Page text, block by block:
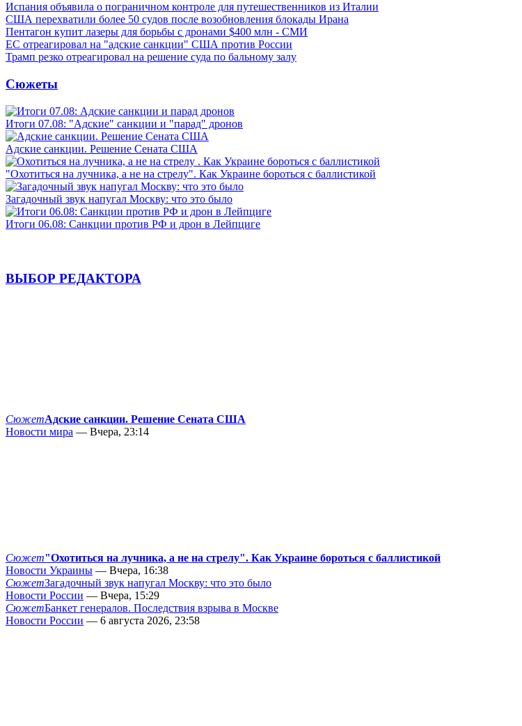
Испания объявила о пограничном контроле для путешественников из Италии
США перехватили более 50 судов после возобновления блокады Ирана
Пентагон купит лазеры для борьбы с дронами $400 млн - СМИ
ЕС отреагировал на "адские санкции" США против России
Трамп резко отреагировал на решение суда по бальному залу
Сюжеты
Итоги 07.08: "Адские" санкции и "парад" дронов
Адские санкции. Решение Сената США
"Охотиться на лучника, а не на стрелу". Как Украине бороться с баллистикой
Загадочный звук напугал Москву: что это было
Итоги 06.08: Санкции против РФ и дрон в Лейпциге
ВЫБОР РЕДАКТОРА
СюжетАдские санкции. Решение Сената США
Новости мира — Вчера, 23:14
Сюжет"Охотиться на лучника, а не на стрелу". Как Украине бороться с баллистикой
Новости Украины — Вчера, 16:38
СюжетЗагадочный звук напугал Москву: что это было
Новости России — Вчера, 15:29
СюжетБанкет генералов. Последствия взрыва в Москве
Новости России — 6 августа 2026, 23:58